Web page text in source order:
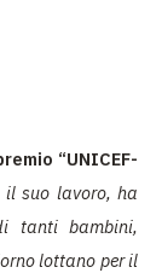
“UNICEF-
il suo lavoro, ha
tanti bambini,
lottano per il